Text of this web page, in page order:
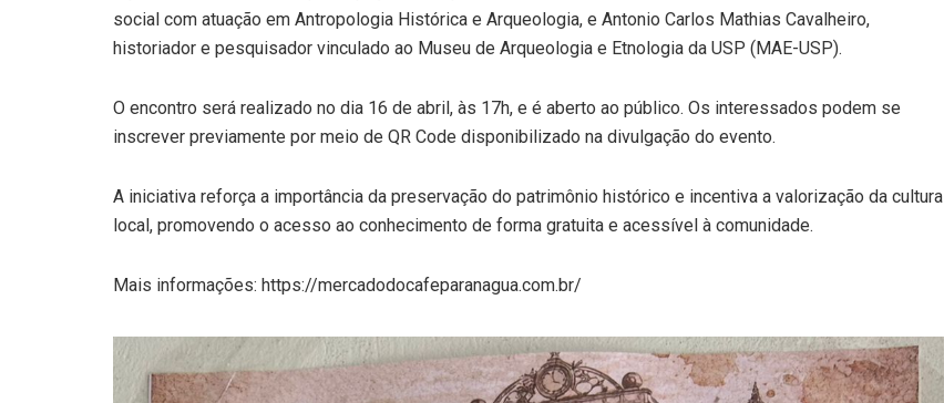
social com atuação em Antropologia Histórica e Arqueologia, e Antonio Carlos Mathias Cavalheiro,
historiador e pesquisador vinculado ao Museu de Arqueologia e Etnologia da USP (MAE-USP).
O encontro será realizado no dia 16 de abril, às 17h, e é aberto ao público. Os interessados podem se
inscrever previamente por meio de QR Code disponibilizado na divulgação do evento.
A iniciativa reforça a importância da preservação do patrimônio histórico e incentiva a valorização da cultura
local, promovendo o acesso ao conhecimento de forma gratuita e acessível à comunidade.
Mais informações: https://mercadodocafeparanagua.com.br/